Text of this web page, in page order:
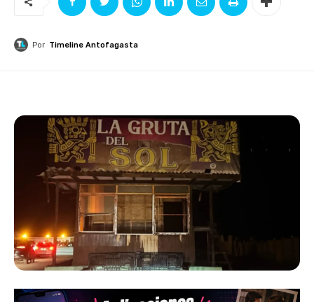
Por Timeline Antofagasta